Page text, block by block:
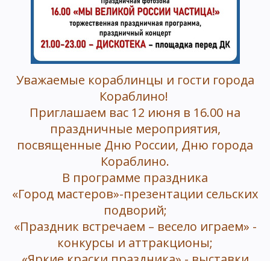
Уважаемые кораблинцы и гости города
Кораблино!
Приглашаем вас 12 июня в 16.00 на
праздничные мероприятия,
посвященные Дню России, Дню города
Кораблино.
В программе праздника
«Город мастеров»-презентации сельских
подворий;
«Праздник встречаем – весело играем» -
конкурсы и аттракционы;